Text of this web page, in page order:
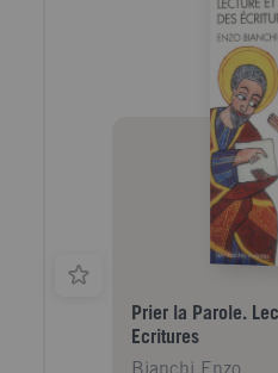
l'ont laissé résonner
foi au cours des
communauté
l'un des prédicateurs
Italie. Son souci
ses lecteurs à entrer
priante de la Bible,
la foi à la lumière de
particulier traduits en
Editions de
Editions du Cerf.
Prier la Parole.
Ecritures